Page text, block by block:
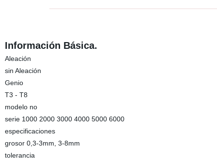
Información Básica.
Aleación
sin Aleación
Genio
T3 - T8
modelo no
serie 1000 2000 3000 4000 5000 6000
especificaciones
grosor 0,3-3mm, 3-8mm
tolerancia